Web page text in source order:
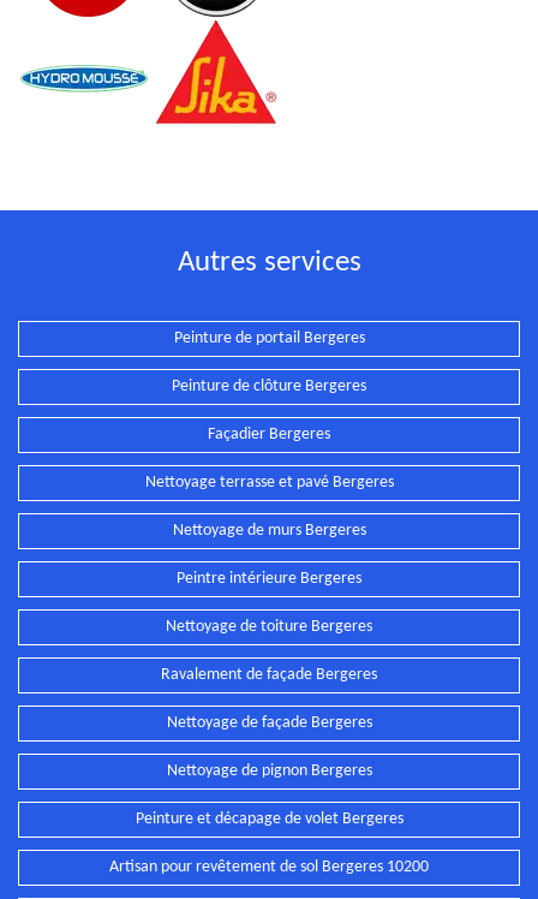
Autres services
Peinture de portail Bergeres
Peinture de clôture Bergeres
Façadier Bergeres
Nettoyage terrasse et pavé Bergeres
Nettoyage de murs Bergeres
Peintre intérieure Bergeres
Nettoyage de toiture Bergeres
Ravalement de façade Bergeres
Nettoyage de façade Bergeres
Nettoyage de pignon Bergeres
Peinture et décapage de volet Bergeres
Artisan pour revêtement de sol Bergeres 10200